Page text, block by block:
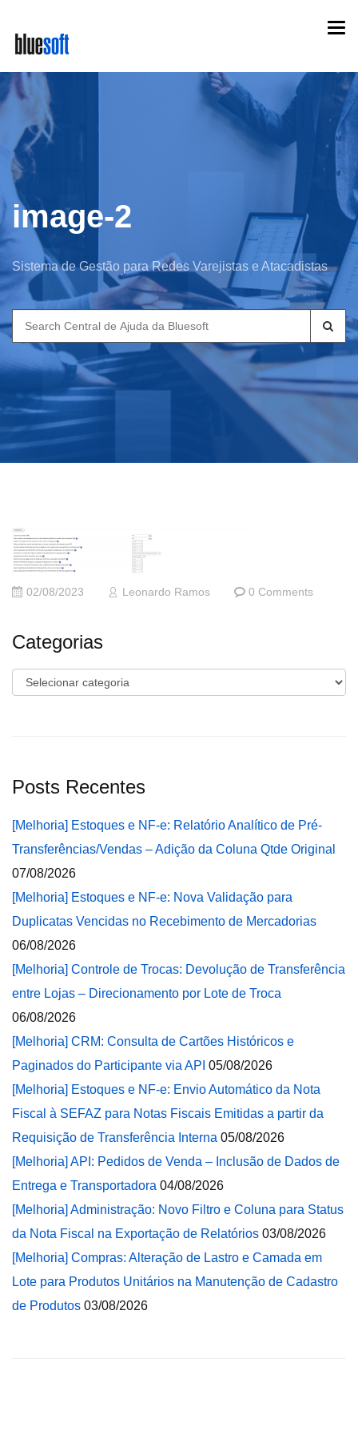
main
content
image-2
Sistema de Gestão para Redes Varejistas e Atacadistas
Search
for:
02/08/2023 Leonardo Ramos 0 Comments
Categorias
Categorias
Posts Recentes
[Melhoria] Estoques e NF-e: Relatório Analítico de Pré-
Transferências/Vendas – Adição da Coluna Qtde Original
07/08/2026
[Melhoria] Estoques e NF-e: Nova Validação para
Duplicatas Vencidas no Recebimento de Mercadorias
06/08/2026
[Melhoria] Controle de Trocas: Devolução de Transferência
entre Lojas – Direcionamento por Lote de Troca
06/08/2026
[Melhoria] CRM: Consulta de Cartões Históricos e
Paginados do Participante via API 05/08/2026
[Melhoria] Estoques e NF-e: Envio Automático da Nota
Fiscal à SEFAZ para Notas Fiscais Emitidas a partir da
Requisição de Transferência Interna 05/08/2026
[Melhoria] API: Pedidos de Venda – Inclusão de Dados de
Entrega e Transportadora 04/08/2026
[Melhoria] Administração: Novo Filtro e Coluna para Status
da Nota Fiscal na Exportação de Relatórios 03/08/2026
[Melhoria] Compras: Alteração de Lastro e Camada em
Lote para Produtos Unitários na Manutenção de Cadastro
de Produtos 03/08/2026